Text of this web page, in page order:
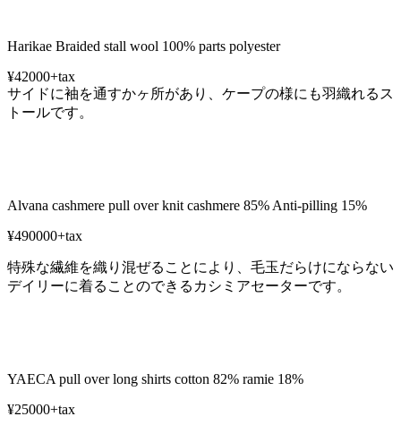
Harikae Braided stall wool 100% parts polyester
¥42000+tax
サイドに袖を通すかヶ所があり、ケープの様にも羽織れるス
トールです。
Alvana cashmere pull over knit cashmere 85% Anti-pilling 15%
¥490000+tax
特殊な繊維を織り混ぜることにより、毛玉だらけにならない
デイリーに着ることのできるカシミアセーターです。
YAECA pull over long shirts cotton 82% ramie 18%
¥25000+tax